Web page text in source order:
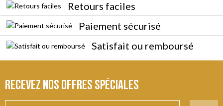
Retours faciles
Paiement sécurisé
Satisfait ou remboursé
Recevez nos offres spéciales